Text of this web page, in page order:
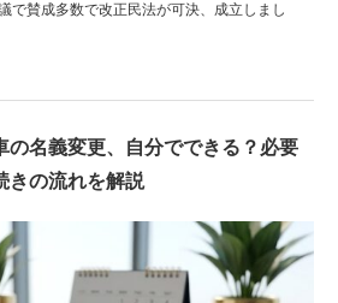
で賛成多数で改正民法が可決、成立しまし
の名義変更、自分でできる？必要
きの流れを解説